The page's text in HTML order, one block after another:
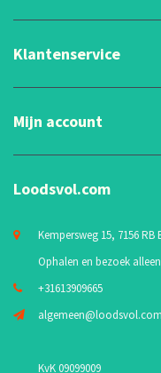
Klantenservice
Mijn account
Loodsvol.com
Kempersweg 15, 7156 RB
Ophalen en bezoek
+31613909665
algemeen@loodsvol.com
KvK 09099009